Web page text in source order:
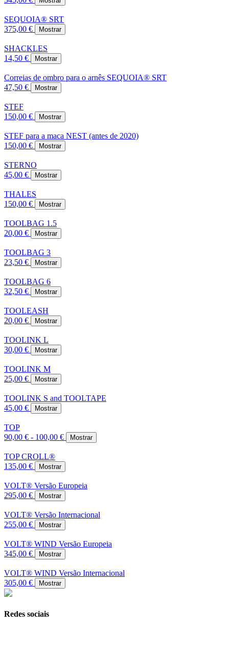
SEQUOIA® SRT
375,00 €
Mostrar
SHACKLES
14,50 €
Mostrar
Correias de ombro para o arnês SEQUOIA® SRT
47,50 €
Mostrar
STEF
150,00 €
Mostrar
STEF para a maca NEST (antes de 2020)
150,00 €
Mostrar
STERNO
45,00 €
Mostrar
THALES
150,00 €
Mostrar
TOOLBAG 1.5
20,00 €
Mostrar
TOOLBAG 3
23,50 €
Mostrar
TOOLBAG 6
32,50 €
Mostrar
TOOLEASH
20,00 €
Mostrar
TOOLINK L
30,00 €
Mostrar
TOOLINK M
25,00 €
Mostrar
TOOLINK S and TOOLTAPE
45,00 €
Mostrar
TOP
90,00 € - 100,00 €
Mostrar
TOP CROLL®
135,00 €
Mostrar
VOLT® Versão Europeia
295,00 €
Mostrar
VOLT® Versão Internacional
255,00 €
Mostrar
VOLT® WIND Versão Europeia
345,00 €
Mostrar
VOLT® WIND Versão Internacional
305,00 €
Mostrar
Redes sociais